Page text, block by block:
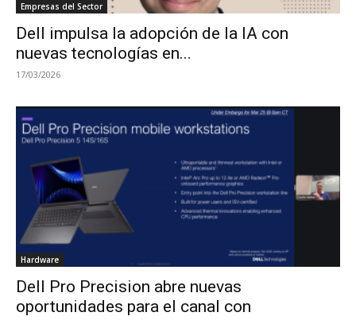
Empresas del Sector
Dell impulsa la adopción de la IA con
nuevas tecnologías en...
17/03/2026
Hardware
Dell Pro Precision abre nuevas
oportunidades para el canal con